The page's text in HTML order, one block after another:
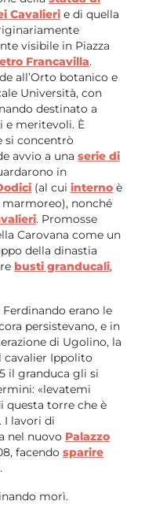
Cavalieri e di quella
visibile in Piazza
Francavilla.
all’Orto botanico e
Università, con
destinato a
e meritevoli. È
si concentrò
avvio a una serie di
in
(al cui interno è
nonché
. Promosse
Carovana come un
della dinastia
busti granducali,
erano le
persistevano, e in
di Ugolino, la
cavalier Ippolito
il granduca gli si
«levatemi
questa torre che è
I lavori di
nel nuovo Palazzo
facendo sparire
morì.